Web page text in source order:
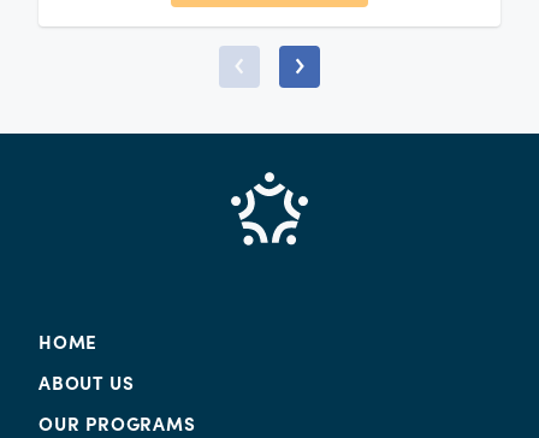
HOME
ABOUT US
OUR PROGRAMS